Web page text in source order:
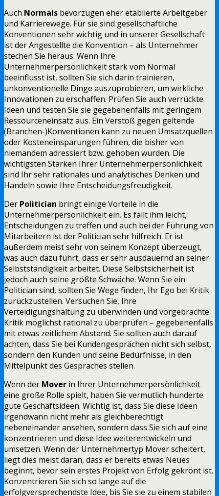
Auch Normals bevorzugen eher etablierte Arbeitgeber
und Karrierewege. Für sie sind gesellschaftliche
Konventionen sehr wichtig und in unserer Gesellschaft
ist der Angestellte die Konvention – als Unternehmer
stechen Sie heraus. Wenn Ihre
Unternehmerpersönlichkeit stark vom Normal
beeinflusst ist, sollten Sie sich darin trainieren,
unkonventionelle Dinge auszuprobieren, um wirkliche
Innovationen zu erschaffen. Prüfen Sie auch verrückte
Ideen und testen Sie sie gegebenenfalls mit geringem
Ressourceneinsatz aus. Ein Verstoß gegen geltende
(Branchen-)Konventionen kann zu neuen Umsatzquellen
oder Kosteneinsparungen führen, die bisher von
niemandem adressiert bzw. gehoben wurden. Die
wichtigsten Stärken Ihrer Unternehmerpersönlichkeit
sind Ihr sehr rationales und analytisches Denken und
Handeln sowie Ihre Entscheidungsfreudigkeit.
Der Politician bringt einige Vorteile in die
Unternehmerpersönlichkeit ein. Es fällt ihm leicht,
Entscheidungen zu treffen und auch bei der Führung von
Mitarbeitern ist der Politician sehr hilfreich. Er ist
außerdem meist sehr von seinem Konzept überzeugt,
was auch dazu führt, dass er sehr ausdauernd an seiner
Selbstständigkeit arbeitet. Diese Selbstsicherheit ist
jedoch auch seine größte Schwäche. Wenn Sie ein
Politician sind, sollten Sie Wege finden, Ihr Ego bei Kritik
zurückzustellen. Versuchen Sie, Ihre
Verteidigungshaltung zu überwinden und vorgebrachte
Kritik möglichst rational zu überprüfen – gegebenenfalls
mit etwas zeitlichem Abstand. Sie sollten auch darauf
achten, dass Sie bei Kundengesprächen nicht sich selbst,
sondern den Kunden und seine Bedürfnisse, in den
Mittelpunkt des Gespräches stellen.
Wenn der Mover in Ihrer Unternehmerpersönlichkeit
eine große Rolle spielt, haben Sie vermutlich hunderte
gute Geschäftsideen. Wichtig ist, dass Sie diese Ideen
irgendwann nicht mehr als gleichberechtigt
nebeneinander ansehen, sondern dass Sie sich auf eine
konzentrieren und diese Idee weiterentwickeln und
umsetzen. Wenn der Unternehmertyp Mover scheitert,
liegt dies meist daran, dass er bereits etwas Neues
beginnt, bevor sein erstes Projekt von Erfolg gekrönt ist.
Konzentrieren Sie sich so lange auf die
erfolgversprechendste Idee, bis Sie sie zu einem stabilen